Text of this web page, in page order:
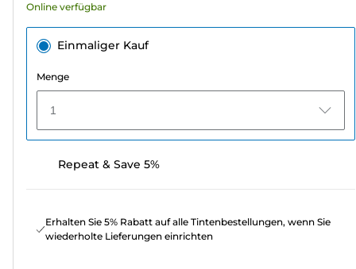
Online verfügbar
Einmaliger Kauf
Menge
1
Repeat & Save 5%
Erhalten Sie 5% Rabatt auf alle Tintenbestellungen, wenn Sie
wiederholte Lieferungen einrichten